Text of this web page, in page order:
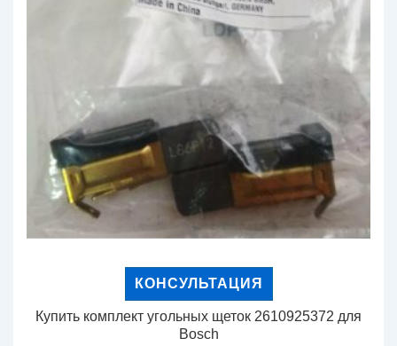
КОНСУЛЬТАЦИЯ
Купить комплект угольных щеток 2610925372 для
Bosch